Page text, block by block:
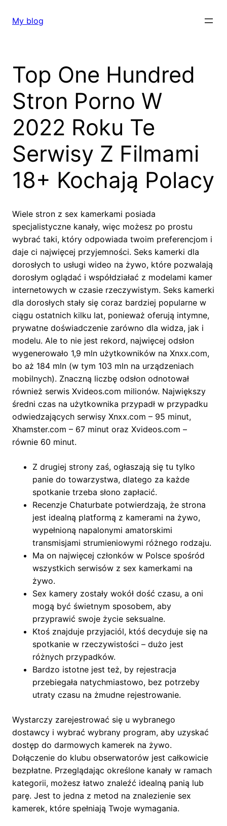
My blog
Top One Hundred
Stron Porno W
2022 Roku Te
Serwisy Z Filmami
18+ Kochają Polacy
Wiele stron z sex kamerkami posiada
specjalistyczne kanały, więc możesz po prostu
wybrać taki, który odpowiada twoim preferencjom i
daje ci najwięcej przyjemności. Seks kamerki dla
dorosłych to usługi wideo na żywo, które pozwalają
dorosłym oglądać i współdziałać z modelami kamer
internetowych w czasie rzeczywistym. Seks kamerki
dla dorosłych stały się coraz bardziej popularne w
ciągu ostatnich kilku lat, ponieważ oferują intymne,
prywatne doświadczenie zarówno dla widza, jak i
modelu. Ale to nie jest rekord, najwięcej odsłon
wygenerowało 1,9 mln użytkowników na Xnxx.com,
bo aż 184 mln (w tym 103 mln na urządzeniach
mobilnych). Znaczną liczbę odsłon odnotował
również serwis Xvideos.com milionów. Największy
średni czas na użytkownika przypadł w przypadku
odwiedzających serwisy Xnxx.com – 95 minut,
Xhamster.com – 67 minut oraz Xvideos.com –
równie 60 minut.
Z drugiej strony zaś, ogłaszają się tu tylko
panie do towarzystwa, dlatego za każde
spotkanie trzeba słono zapłacić.
Recenzje Chaturbate potwierdzają, że strona
jest idealną platformą z kamerami na żywo,
wypełnioną napalonymi amatorskimi
transmisjami strumieniowymi różnego rodzaju.
Ma on najwięcej członków w Polsce spośród
wszystkich serwisów z sex kamerkami na
żywo.
Sex kamery zostały wokół dość czasu, a oni
mogą być świetnym sposobem, aby
przyprawić swoje życie seksualne.
Ktoś znajduje przyjaciól, któś decyduje się na
spotkanie w rzeczywistości – dużo jest
różnych przypadków.
Bardzo istotne jest też, by rejestracja
przebiegała natychmiastowo, bez potrzeby
utraty czasu na żmudne rejestrowanie.
Wystarczy zarejestrować się u wybranego
dostawcy i wybrać wybrany program, aby uzyskać
dostęp do darmowych kamerek na żywo.
Dołączenie do klubu obserwatorów jest całkowicie
bezpłatne. Przeglądając określone kanały w ramach
kategorii, możesz łatwo znaleźć idealną panią lub
parę. Jest to jedna z metod na znalezienie sex
kamerek, które spełniają Twoje wymagania.